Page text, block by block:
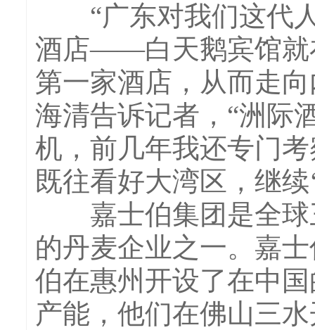
“广东对我们这代人
酒店——白天鹅宾馆就
第一家酒店，从而走
海清告诉记者，“洲际
机，前几年我还专门
既往看好大湾区，继续
嘉士伯集团是全球
的丹麦企业之一。嘉
伯在惠州开设了在中
产能，他们在佛山三